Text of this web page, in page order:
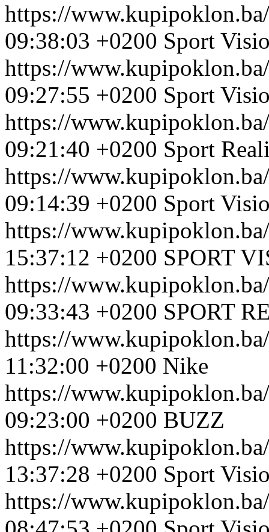
https://
09:38:03 +0200 Sport
https://
09:27:55 +0200 Sport
https://
09:21:40 +0200 Sport
https://
09:14:39 +0200 Sport
https://
15:37:12 +0200 SPORT
https://
09:33:43 +0200 SPORT
https://
11:32:00 +0200 Nike
https://
09:23:00 +0200 BUZZ
https://
13:37:28 +0200 Sport
https://